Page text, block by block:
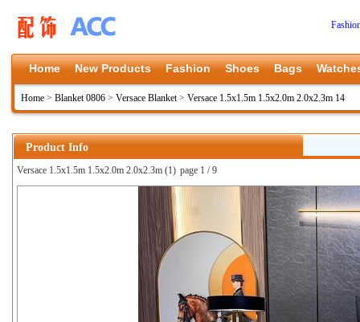
Home New Products Fashion Shoes Bags
Home > Blanket 0806 > Versace Blanket> Versace 1.5x1.5m 1.5x2.0m 2.0x2.3m 14
Product Info
Versace 1.5x1.5m 1.5x2.0m 2.0x2.3m (1) page 1 / 9
上一张